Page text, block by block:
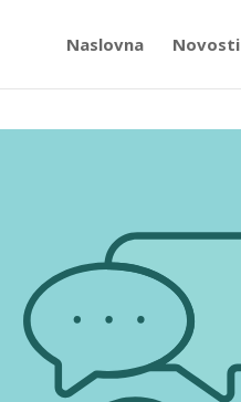
Naslovna Novosti